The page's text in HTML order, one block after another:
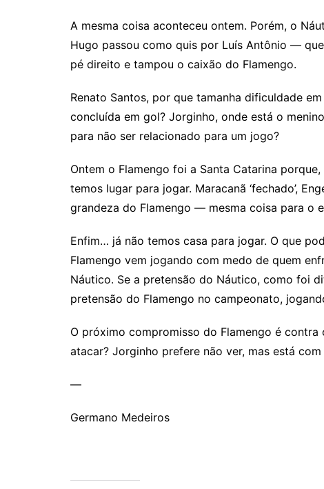
A mesma coisa aconteceu ontem. Porém, o
Hugo passou como quis por Luís Antônio —
pé direito e tampou o caixão do Flamengo.
Renato Santos, por que tamanha dificuldade
concluída em gol? Jorginho, onde está o
para não ser relacionado para um jogo?
Ontem o Flamengo foi a Santa Catarina
temos lugar para jogar. Maracanã ‘fechado’,
grandeza do Flamengo — mesma coisa para o
Enfim… já não temos casa para jogar. O que
Flamengo vem jogando com medo de quem
Náutico. Se a pretensão do Náutico, como foi
pretensão do Flamengo no campeonato,
O próximo compromisso do Flamengo é
atacar? Jorginho prefere não ver, mas está
—
Germano Medeiros